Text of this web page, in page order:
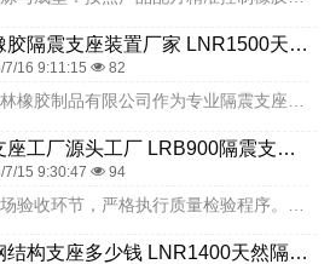
建筑橡胶隔震支座装置厂家 LNR1500天然橡胶支座 建筑隔振支座厂家电话
7/16 9:11:15 82
抗震支座工厂源头工厂 LRB900隔震支座厂家电话 LNR水平力分散型支座多少钱
7/15 9:30:47 94
建筑钢结构支座多少钱 LNR1400天然隔震支座源头工厂 LNR300天然橡胶隔震支座厂家电话